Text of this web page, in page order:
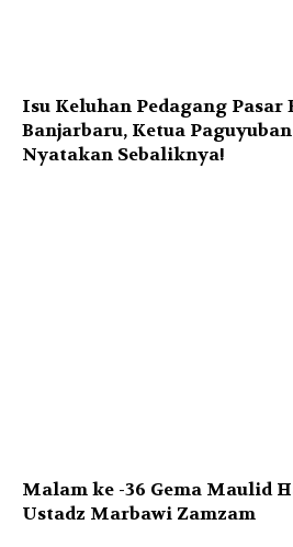
Isu Keluhan Pedagang Pasar
Banjarbaru, Ketua
Nyatakan Sebaliknya!
Malam ke -36 Gema Maulid
Ustadz Marbawi Zamzam